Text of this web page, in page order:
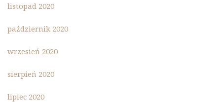
listopad 2020
październik 2020
wrzesień 2020
sierpień 2020
lipiec 2020